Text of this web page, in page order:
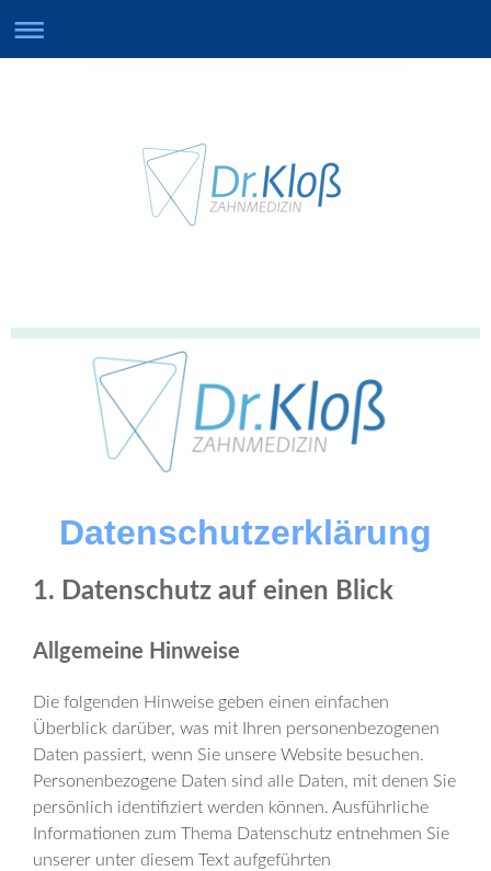
Datenschutzerklärung
1. Datenschutz auf einen Blick
Allgemeine Hinweise
Die folgenden Hinweise geben einen einfachen
Überblick darüber, was mit Ihren personenbezogenen
Daten passiert, wenn Sie unsere Website besuchen.
Personenbezogene Daten sind alle Daten, mit denen Sie
persönlich identifiziert werden können. Ausführliche
Informationen zum Thema Datenschutz entnehmen Sie
unserer unter diesem Text aufgeführten